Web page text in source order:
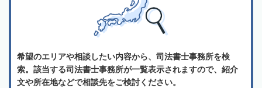
希望のエリアや相談したい内容から、司法書士事務所を検
索。該当する司法書士事務所が一覧表示されますので、紹介
文や所在地などで相談先をご検討ください。